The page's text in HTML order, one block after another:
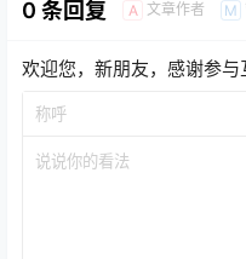
0 条回复 A 文章作者 M
欢迎您，新朋友，感谢参与